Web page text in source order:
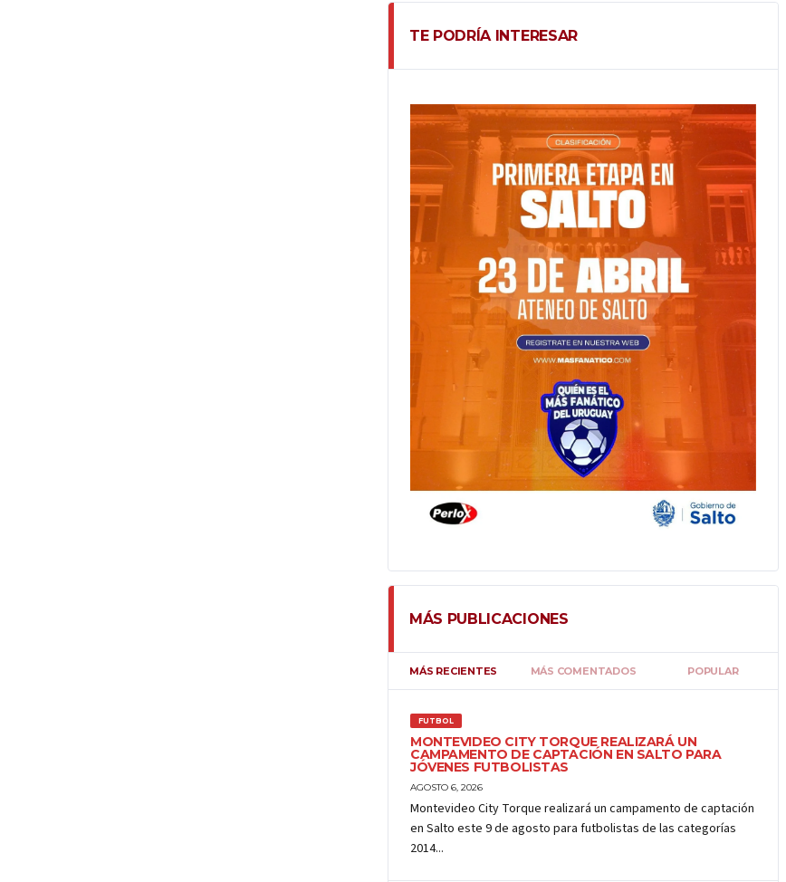
TE PODRÍA INTERESAR
MÁS PUBLICACIONES
MÁS RECIENTES MÁS COMENTADOS POPULAR
FUTBOL
MONTEVIDEO CITY TORQUE REALIZARÁ UN
CAMPAMENTO DE CAPTACIÓN EN SALTO PARA
JÓVENES FUTBOLISTAS
AGOSTO 6, 2026
Montevideo City Torque realizará un campamento de captación
en Salto este 9 de agosto para futbolistas de las categorías
2014...